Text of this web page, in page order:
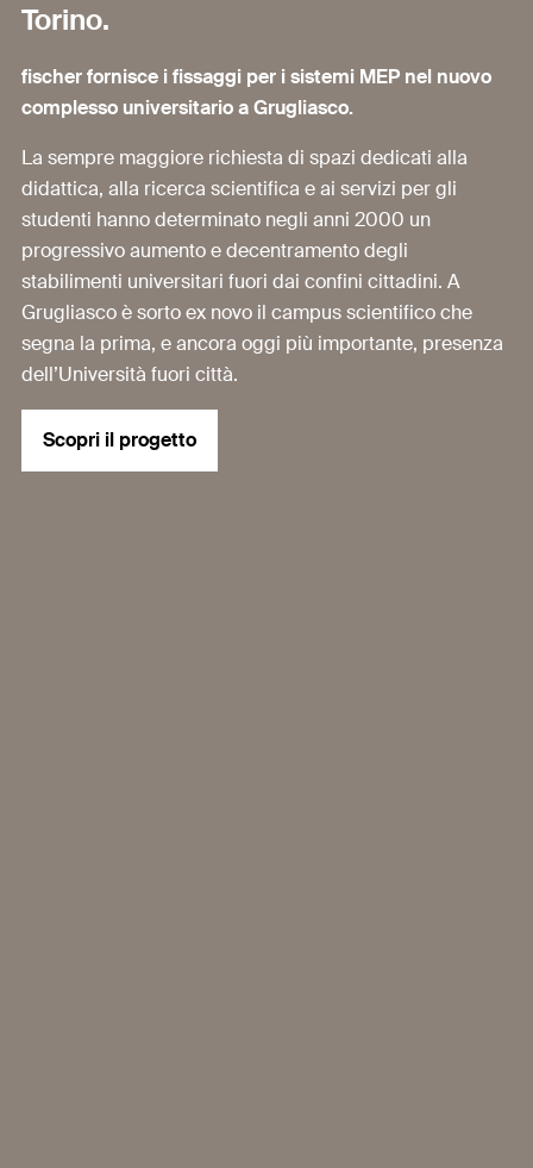
Torino.
fischer fornisce i fissaggi per i sistemi MEP nel nuovo
complesso universitario a Grugliasco.
La sempre maggiore richiesta di spazi dedicati alla
didattica, alla ricerca scientifica e ai servizi per gli
studenti hanno determinato negli anni 2000 un
progressivo aumento e decentramento degli
stabilimenti universitari fuori dai confini cittadini. A
Grugliasco è sorto ex novo il campus scientifico che
segna la prima, e ancora oggi più importante, presenza
dell’Università fuori città.
Scopri il progetto